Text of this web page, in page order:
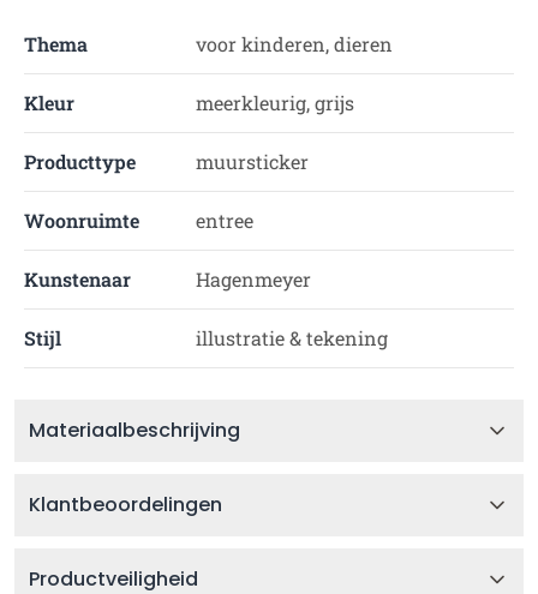
Thema voor kinderen, dieren
Kleur meerkleurig, grijs
Producttype muursticker
Woonruimte entree
Kunstenaar Hagenmeyer
Stijl illustratie & tekening
Materiaalbeschrijving
Klantbeoordelingen
Productveiligheid